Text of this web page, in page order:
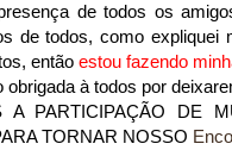
de todos os
de todos, como
então estou fazendo
obrigada à todos por
A PARTICIPAÇÃO DE
TORNAR NOSSO